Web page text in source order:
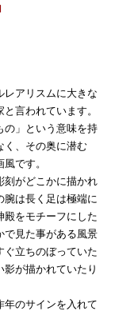
レアリスムに大きな
言われています。
の」という意味を持
く、その奥に潜む
です。
刻がどこかに描かれ
腕は長く足は極端に
殿をモチーフにした
で見た事がある風景
ぐ立ちのぼっていた
が描かれていたり
年のサインを入れて